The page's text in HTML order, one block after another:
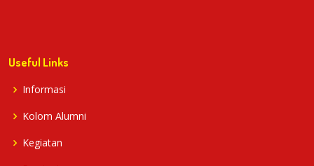
Useful Links
Informasi
Kolom Alumni
Kegiatan